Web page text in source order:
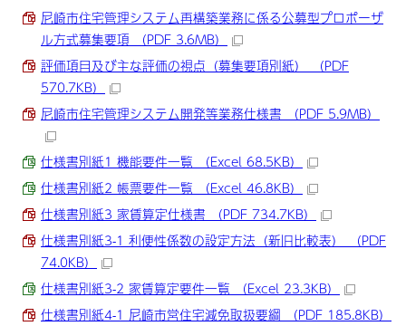
尼崎市住宅管理システム再構築業務に係る公募型プロポーザ
ル方式募集要項 （PDF 3.6MB）
評価項目及び主な評価の視点（募集要項別紙） （PDF
570.7KB）
尼崎市住宅管理システム開発等業務仕様書 （PDF 5.9MB）
仕様書別紙1 機能要件一覧 （Excel 68.5KB）
仕様書別紙2 帳票要件一覧 （Excel 46.8KB）
仕様書別紙3 家賃算定仕様書 （PDF 734.7KB）
仕様書別紙3-1 利便性係数の設定方法（新旧比較表） （PDF
74.0KB）
仕様書別紙3-2 家賃算定要件一覧 （Excel 23.3KB）
仕様書別紙4-1 尼崎市営住宅減免取扱要綱 （PDF 185.8KB）